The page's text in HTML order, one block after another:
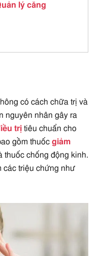
lý căng
có cách chữa trị và
nguyên nhân gây ra
trị tiêu chuẩn cho
gồm thuốc giảm
thuốc chống động kinh.
các triệu chứng như